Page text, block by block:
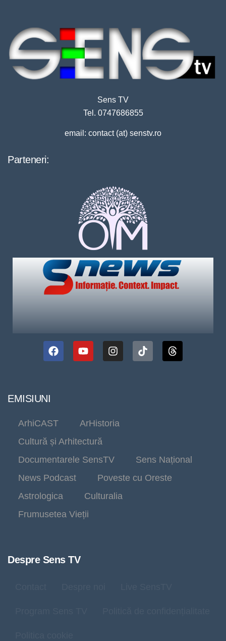
Sens TV
Tel. 0747686855
email: contact (at) senstv.ro
Parteneri:
EMISIUNI
ArhiCAST
ArHistoria
Cultură și Arhitectură
Documentarele SensTV
Sens Național
News Podcast
Poveste cu Oreste
Astrologica
Culturalia
Frumusetea Vieții
Despre Sens TV